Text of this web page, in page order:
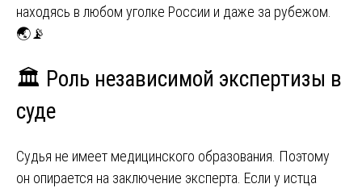
находясь в любом уголке России и даже за рубежом.
🌏📡
🏛️ Роль независимой экспертизы в
суде
Судья не имеет медицинского образования. Поэтому
он опирается на заключение эксперта. Если у истца